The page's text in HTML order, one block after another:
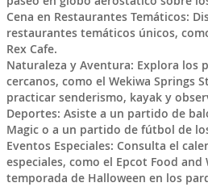
Cena en Restaurantes Temáticos:
restaurantes temáticos únicos,
Rex Cafe.
Naturaleza y Aventura: Explora los
cercanos, como el Wekiwa Springs
practicar senderismo, kayak y
Deportes: Asiste a un partido de
Magic o a un partido de fútbol de
Eventos Especiales: Consulta el
especiales, como el Epcot Food and
temporada de Halloween en los